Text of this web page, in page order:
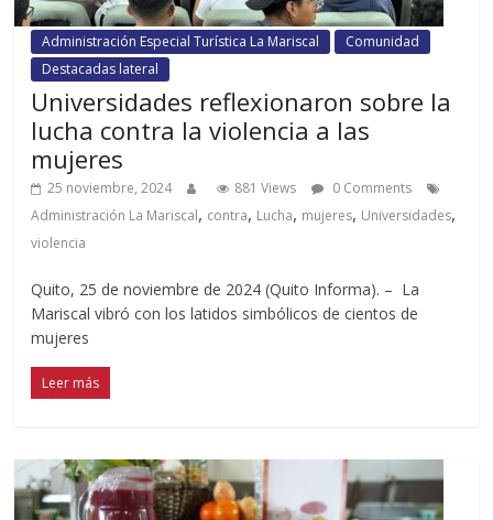
Administración Especial Turística La Mariscal
Comunidad
Destacadas lateral
Universidades reflexionaron sobre la
lucha contra la violencia a las
mujeres
25 noviembre, 2024 881 Views
0 Comments
Administración La Mariscal, contra, Lucha, mujeres, Universidades,
violencia
Quito, 25 de noviembre de 2024 (Quito Informa). – La
Mariscal vibró con los latidos simbólicos de cientos de
mujeres
Leer más